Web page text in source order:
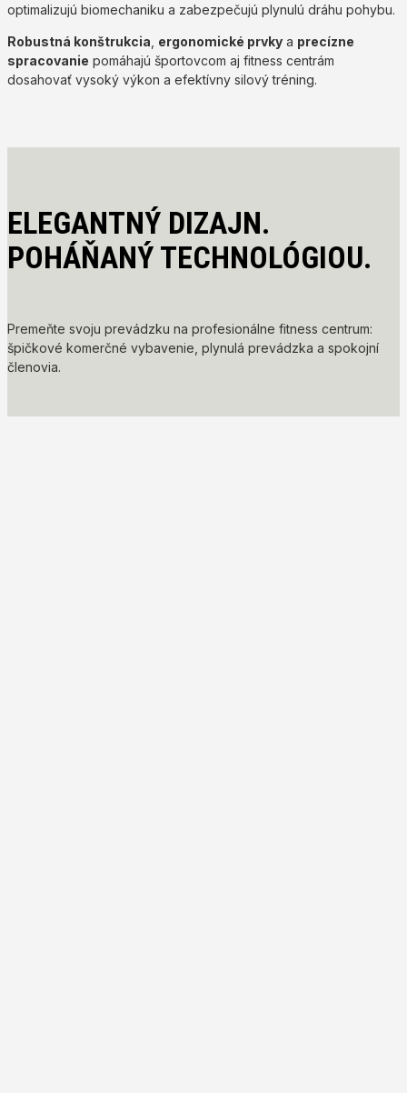
optimalizujú biomechaniku a zabezpečujú plynulú dráhu pohybu.
Robustná konštrukcia ergonomické prvky a precízne
spracovanie pomáhajú športovcom aj fitness centrám
dosahovať vysoký výkon a efektívny silový tréning.
ELEGANTNÝ DIZAJN.
POHÁŇANÝ TECHNOLÓGIOU.
Premeňte svoju prevádzku na profesionálne fitness centrum:
špičkové komerčné vybavenie, plynulá prevádzka a spokojní
členovia.